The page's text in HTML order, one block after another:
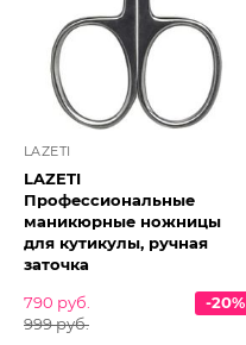
LAZETI
LAZETI
Профессиональные
маникюрные ножницы
для кутикулы, ручная
заточка
790 руб.
999 руб.
-20%